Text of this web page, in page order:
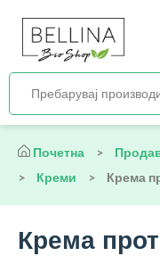
Почетна >
>
Креми > Крема
Крема